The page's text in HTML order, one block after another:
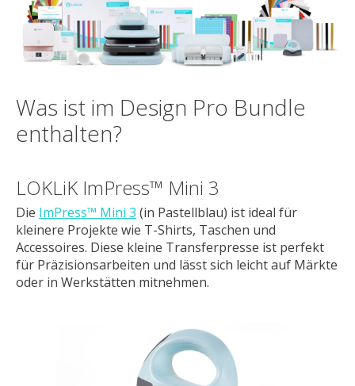
Was ist im Design Pro Bundle
enthalten?
LOKLiK ImPress™ Mini 3
Die ImPress™ Mini 3 (in Pastellblau) ist ideal für
kleinere Projekte wie T-Shirts, Taschen und
Accessoires. Diese kleine Transferpresse ist perfekt
für Präzisionsarbeiten und lässt sich leicht auf Märkte
oder in Werkstätten mitnehmen.